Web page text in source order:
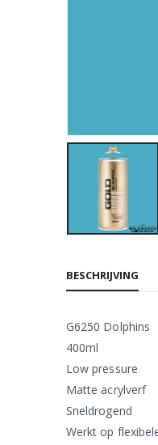
BESCHRIJVING
G6250 Dolphins
400ml
Low pressure
Matte acrylverf
Sneldrogend
Werkt op